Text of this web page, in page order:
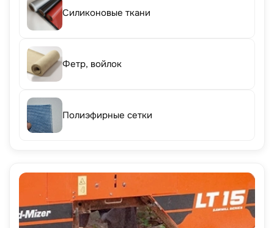
Силиконовые ткани
Фетр, войлок
Полиэфирные сетки